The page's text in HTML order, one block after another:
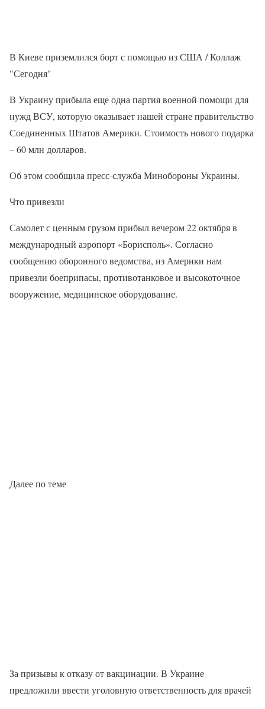
В Киеве приземлился борт с помощью из США / Коллаж
"Сегодня"
В Украину прибыла еще одна партия военной помощи для
нужд ВСУ, которую оказывает нашей стране правительство
Соединенных Штатов Америки. Стоимость нового подарка
– 60 млн долларов.
Об этом сообщила пресс-служба Минобороны Украины.
Что привезли
Самолет с ценным грузом прибыл вечером 22 октября в
международный аэропорт «Борисполь». Согласно
сообщению оборонного ведомства, из Америки нам
привезли боеприпасы, противотанковое и высокоточное
вооружение, медицинское оборудование.
Далее по теме
За призывы к отказу от вакцинации. В Украине
предложили ввести уголовную ответственность для врачей